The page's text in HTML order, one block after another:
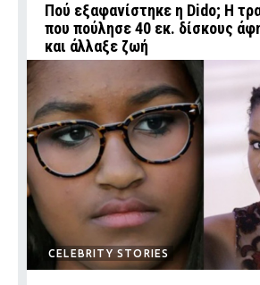
Πού εξαφανίστηκε η Dido; Η
που πούλησε 40 εκ. δίσκους
και άλλαξε ζωή
CELEBRITY STORIES